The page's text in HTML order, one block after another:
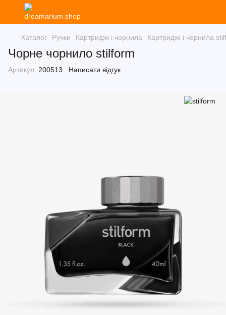
Каталог Ручки Картриджі і чорнила Картриджі і чорнила
Чорне чорнило stilform
Артикул: 200513 Написати відгук